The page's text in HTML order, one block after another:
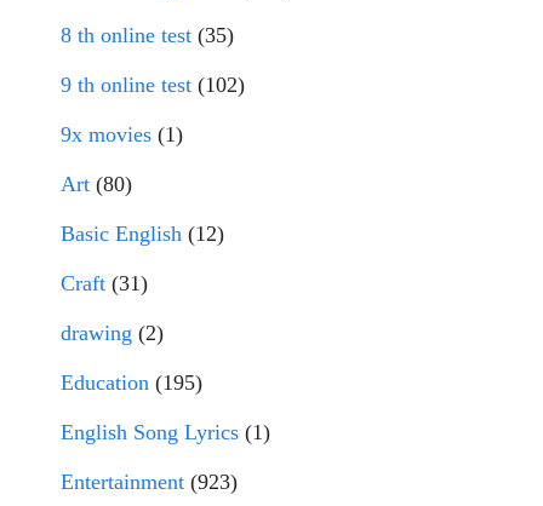
8 th online test (35)
9 th online test (102)
9x movies (1)
Art (80)
Basic English (12)
Craft (31)
drawing (2)
Education (195)
English Song Lyrics (1)
Entertainment (923)